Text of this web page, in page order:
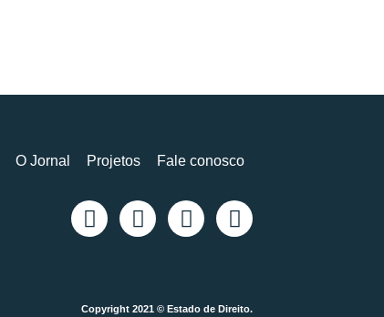
O Jornal Projetos Fale conosco
Copyright 2021 © Estado de Direito.